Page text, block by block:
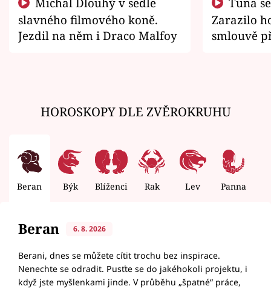
slavného filmového koně.
Jezdil na něm i Draco Malfoy
Zarazilo
smlouvě
HOROSKOPY DLE ZVĚROKRUHU
Beran Býk Blíženci Rak Lev Panna
Beran 6. 8. 2026
Berani, dnes se můžete cítit trochu bez inspirace.
Nenechte se odradit. Pusťte se do jakéhokoli projektu, i
když jste myšlenkami jinde. V průběhu „špatné“ práce,